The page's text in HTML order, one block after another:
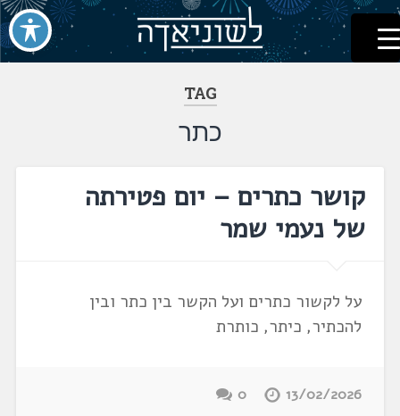
דלג
לתוכן
לשוניאדה
עברית. לשון. שפה
TAG
כתר
קושר כתרים – יום פטירתה
של נעמי שמר
על לקשור כתרים ועל הקשר בין כתר ובין
להכתיר, כיתר, כותרת
13/02/2026
0